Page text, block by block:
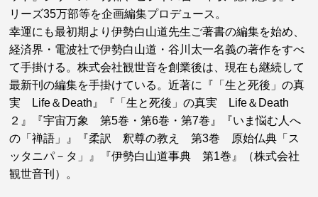
リーズ35万部等を企画編集プロデュース。
幸運にも最初期より伊勢白山道先生ご著書の編集を始め、
経済界・電波社で伊勢白山道・谷川太一名義の著作をすべ
て手掛ける。株式会社観世音を創業後は、現在も継続して
最新刊の編集を手掛けている。近著に『「生と死後」の真
実 Life＆Death』『「生と死後」の真実 Life＆Death
２』『宇宙万象 第5巻・第6巻・第7巻』『いま悩む人へ
の「禅語」』『柔訳 釈尊の教え 第3巻 原始仏典「ス
ッタニパ－タ」』『伊勢白山道事典 第1巻』（株式会社
観世音刊）。